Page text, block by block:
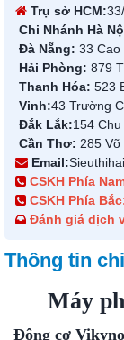
Trụ sở HCM:
Chi Nhánh Hà
Đà Nẵng: 33 Cao
Hải Phòng: 879
Thanh Hóa: 523
Vinh:43 Trường
Đắk Lắk:154
Cần Thơ: 285 Võ
Email:
CSKH Phía
CSKH Phía
Đánh giá dịch
Thông tin
Máy
Động cơ